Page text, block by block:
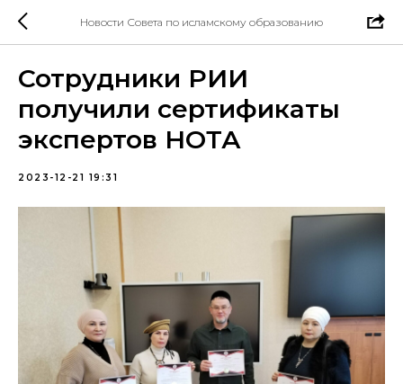
Новости Совета по исламскому образованию
Сотрудники РИИ
получили сертификаты
экспертов НОТА
2023-12-21 19:31